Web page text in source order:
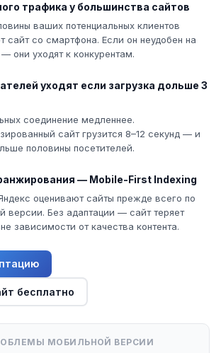
трафика у большинства сайтов
ваших потенциальных клиентов
сайт со смартфона. Если он неудобен на
они уходят к конкурентам.
уходят если загрузка дольше 3
соединение медленнее.
сайт грузится 8–12 секунд — и
половины посетителей.
— Mobile-First Indexing
оценивают сайты прежде всего по
версии. Без адаптации — сайт теряет
зависимости от качества контента.
бесплатно
МОБИЛЬНОЙ ВЕРСИИ